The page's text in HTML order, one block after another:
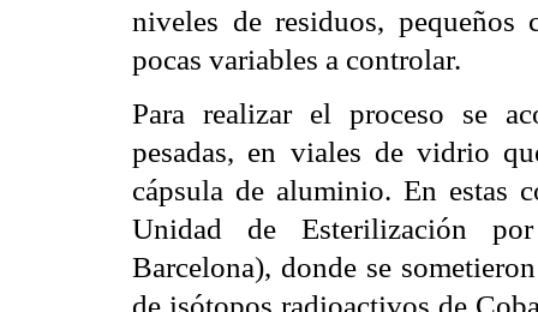
niveles de residuos, pequeños
pocas variables a controlar.
Para realizar el proceso se
pesadas, en viales de vidrio
cápsula de aluminio. En estas
Unidad de Esterilización
Barcelona), donde se